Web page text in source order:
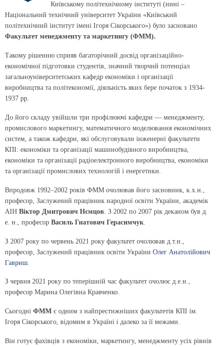
Київському політехнічному інституті (нині –
Національний технічний університет України «Київський
політехнічний інститут імені Ігоря Сікорського») було засновано
Факультет менеджменту та маркетингу (ФММ).
Такому рішенню сприяв багаторічний досвід організаційно-
економічної підготовки студентів, значний творчий потенціал
загальноуніверситетських кафедр економіки і організації
виробництва та політекономії, діяльність яких бере початок з 1934-
1937 рр.
До його складу увійшли три профілюючі кафедри — менеджменту,
промислового маркетингу, математичного моделювання економічних
систем, а також кафедри, які обслуговували інженерні факультети
КПІ: економіки та організації машинобудівного виробництва,
економіки та організації радіоелектронного виробництва, економіки
та організації промислових технологій і енергетики.
Впродовж 1992–2002 років ФММ очолював його засновник, к.х.н.,
професор, Заслужений працівник народної освіти України, академік
АІН Віктор Дмитрович Нємцов . З 2002 по 2007 рік деканом був д.
е. н., професор Василь Гнатович Герасимчук
З 2007 року по червень 2021 року факультет очолював д.т.н.,
професор, Заслужений працівник освіти України Олег Анатолійович
Гавриш
З червня 2021 року по теперішній час факультет очолює д.е.н.,
професор Марина Олегівна Кравченко.
Сьогодні ФММ є одним з найпрестижніших факультетів КПІ ім.
Ігоря Сікорського, відомим в Україні і далеко за її межами.
Він готує фахівців з економіки, маркетингу, менеджменту усіх рівнів